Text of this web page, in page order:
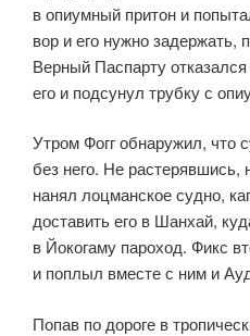
в опиумный притон и
вор и его нужно задержать,
Верный Паспарту
его и подсунул трубку с
Утром Фогг обнаружил, что
без него. Не растерявшись,
нанял лоцманское судно,
доставить его в Шанхай,
в Йокогаму пароход. Фикс
и поплыл вместе с ним и
Попав по дороге в